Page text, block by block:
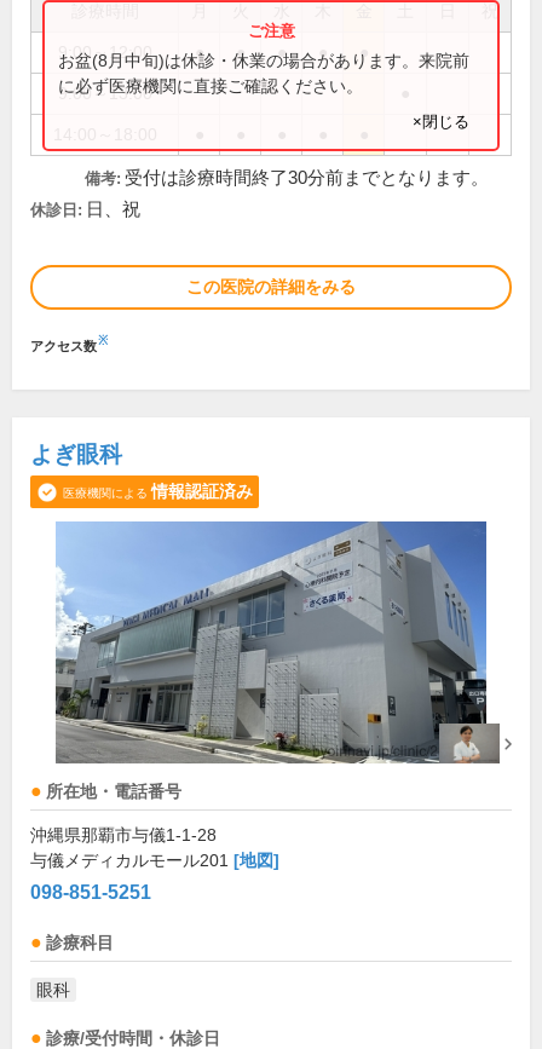
祝
9:00～12:00 ● ● ● ● ●
9:00～13:00
お盆(8月中旬)は休診・休業の場合があります。来院前
に必ず医療機関に直接ご確認ください。
×閉じる
備考: 受付は診療時間終了30分前までとなります。
休診日: 日、祝
この医院の詳細をみる
アクセス数※
よぎ眼科
医療機関による 情報認証済み
所在地・電話番号
沖縄県那覇市与儀1-1-28
与儀メディカルモール201 [地図]
098-851-5251
診療科目
眼科
診療/受付時間・休診日